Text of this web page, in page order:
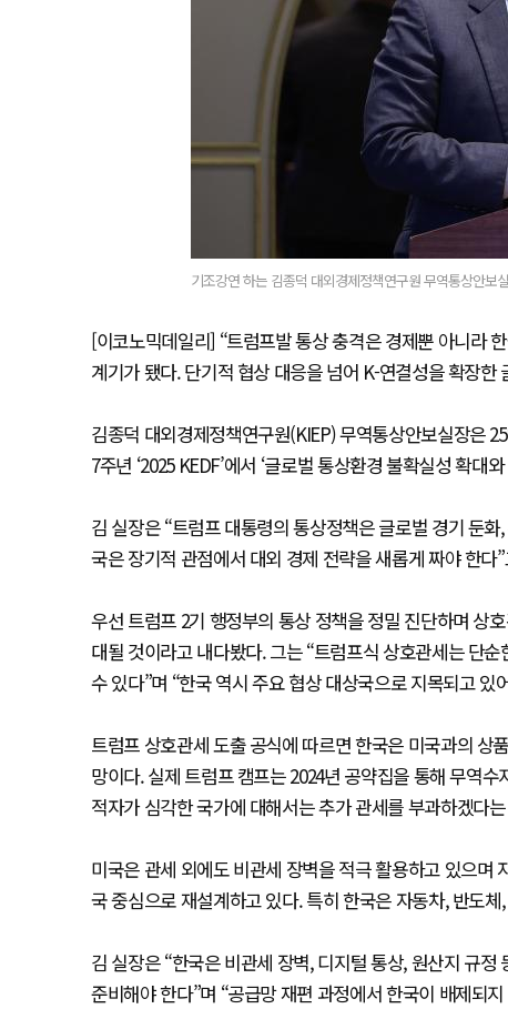
기조강연 하는 김종덕 대외경제정책연구원 무역통상안보
[이코노믹데일리] “트럼프발 통상 충격은 경제뿐 아니라
계기가 됐다. 단기적 협상 대응을 넘어 K-연결성을 확장
김종덕 대외경제정책연구원(KIEP) 무역통상안보실장은
7주년 ‘2025 KEDF’에서 ‘글로벌 통상환경 불확실성 확
김 실장은 “트럼프 대통령의 통상정책은 글로벌 경기 둔
국은 장기적 관점에서 대외 경제 전략을 새롭게 짜야 한다
우선 트럼프 2기 행정부의 통상 정책을 정밀 진단하며 상
대될 것이라고 내다봤다. 그는 “트럼프식 상호관세는 단
수 있다”며 “한국 역시 주요 협상 대상국으로 지목되고 있
트럼프 상호관세 도출 공식에 따르면 한국은 미국과의 상
망이다. 실제 트럼프 캠프는 2024년 공약집을 통해 무역
적자가 심각한 국가에 대해서는 추가 관세를 부과하겠다
미국은 관세 외에도 비관세 장벽을 적극 활용하고 있으며
국 중심으로 재설계하고 있다. 특히 한국은 자동차, 반도
김 실장은 “한국은 비관세 장벽, 디지털 통상, 원산지 규
준비해야 한다”며 “공급망 재편 과정에서 한국이 배제되